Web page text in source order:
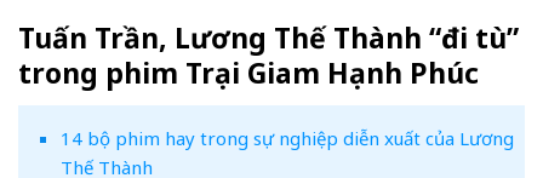
Tuấn Trần, Lương Thế Thành “đi tù”
trong phim Trại Giam Hạnh Phúc
14 bộ phim hay trong sự nghiệp diễn xuất của Lương
Thế Thành